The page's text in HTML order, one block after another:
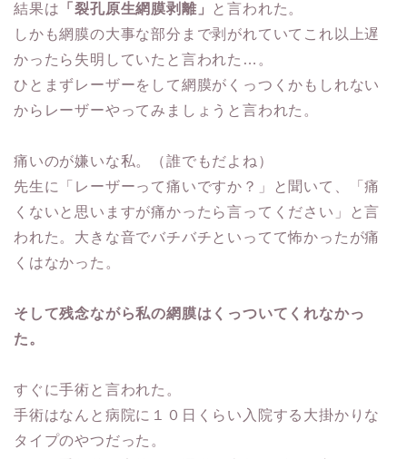
結果は 「裂孔原生網膜剥離」
と言われた。
しかも網膜の大事な部分まで剥がれていてこれ以上遅
かったら失明していたと言われた…。
ひとまずレーザーをして網膜がくっつくかもしれない
からレーザーやってみましょうと言われた。
痛いのが嫌いな私。（誰でもだよね）
先生に「レーザーって痛いですか？」と聞いて、「痛
くないと思いますが痛かったら言ってください」と言
われた。大きな音でバチバチといってて怖かったが痛
くはなかった。
そして残念ながら私の網膜はくっついてくれなかっ
た。
すぐに手術と言われた。
手術はなんと病院に１０日くらい入院する大掛かりな
タイプのやつだった。